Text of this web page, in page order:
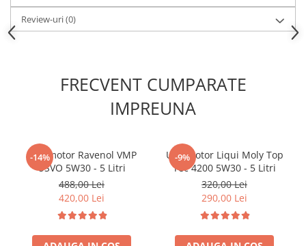
Review-uri(0)
FRECVENT CUMPARATE
IMPREUNA
-14%
Ulei motor Ravenol VMP
USVO 5W30 - 5 Litri
488,00 Lei
420,00 Lei
-9%
Ulei motor Liqui Moly Top
Tec 4200 5W30 - 5 Litri
320,00 Lei
290,00 Lei